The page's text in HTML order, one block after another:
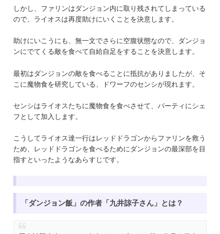
しかし、ファリンはダンジョン内に取り残されてしまっている
ので、ライオスは再度助けにいくことを決意します。
助けにいこうにも、無一文でさらに空腹状態なので、ダンジョ
ンにでてくる敵を食べて自給自足をすることを決意します。
最初はダンジョンの敵を食べることに抵抗がありましたが、そ
こに魔物食を研究している、ドワーフのセンシが現れます。
センシはライオスたちに魔物食を食べさせて、パーティにシェ
フとして加入します。
こうしてライオス達一行はレッドドラゴンからファリンを救う
ため、レッドドラゴンを食べるためにダンジョンの最深部を目
指すといったようなあらすじです。
「ダンジョン飯」の作者「九井諒子さん」とは？